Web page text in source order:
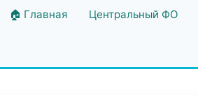
🏠 Главная Центральный ФО